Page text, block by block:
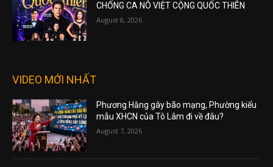
CHỐNG CA NÔ VIỆT CỘNG QUỐC THIÊN
August 8, 2026
VIDEO MỚI NHẤT
Phương Hằng gây bão mạng, Phường kiểu
mẫu XHCN của Tô Lâm đi về đâu?
August 7, 2026